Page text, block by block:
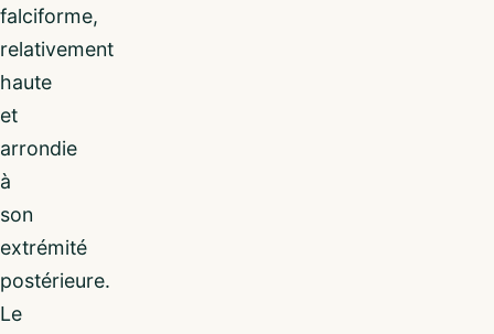
falciforme,
relativement
haute
et
arrondie
à
son
extrémité
postérieure.
Le